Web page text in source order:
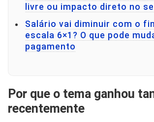
livre ou impacto direto no
Salário vai diminuir com o
escala 6×1? O que pode
pagamento
Por que o tema ganhou
recentemente